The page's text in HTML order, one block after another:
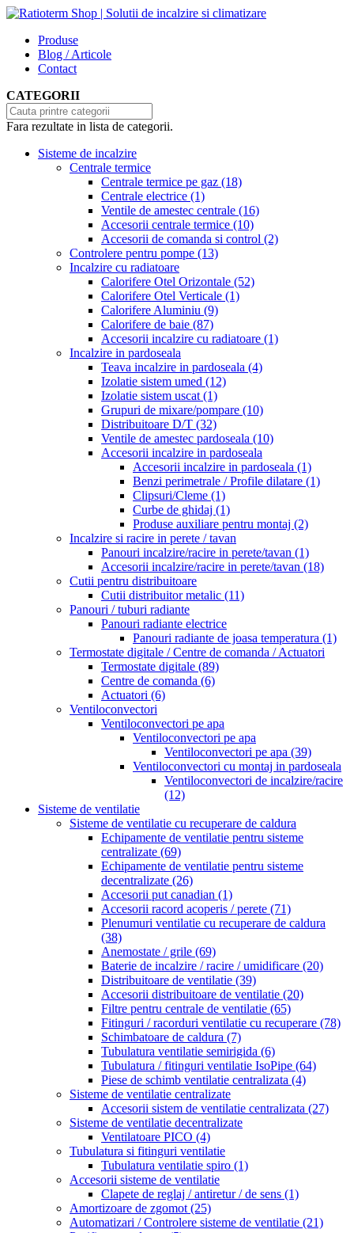
Produse
Blog / Articole
Contact
CATEGORII
Fara rezultate in lista de categorii.
Sisteme de incalzire
Centrale termice
Centrale termice pe gaz (18)
Centrale electrice (1)
Ventile de amestec centrale (16)
Accesorii centrale termice (10)
Accesorii de comanda si control (2)
Controlere pentru pompe (13)
Incalzire cu radiatoare
Calorifere Otel Orizontale (52)
Calorifere Otel Verticale (1)
Calorifere Aluminiu (9)
Calorifere de baie (87)
Accesorii incalzire cu radiatoare (1)
Incalzire in pardoseala
Teava incalzire in pardoseala (4)
Izolatie sistem umed (12)
Izolatie sistem uscat (1)
Grupuri de mixare/pompare (10)
Distribuitoare D/T (32)
Ventile de amestec pardoseala (10)
Accesorii incalzire in pardoseala
Accesorii incalzire in pardoseala (1)
Benzi perimetrale / Profile dilatare (1)
Clipsuri/Cleme (1)
Curbe de ghidaj (1)
Produse auxiliare pentru montaj (2)
Incalzire si racire in perete / tavan
Panouri incalzire/racire in perete/tavan (1)
Accesorii incalzire/racire in perete/tavan (18)
Cutii pentru distribuitoare
Cutii distribuitor metalic (11)
Panouri / tuburi radiante
Panouri radiante electrice
Panouri radiante de joasa temperatura (1)
Termostate digitale / Centre de comanda / Actuatori
Termostate digitale (89)
Centre de comanda (6)
Actuatori (6)
Ventiloconvectori
Ventiloconvectori pe apa
Ventiloconvectori pe apa
Ventiloconvectori pe apa (39)
Ventiloconvectori cu montaj in pardoseala
Ventiloconvectori de incalzire/racire
(12)
Sisteme de ventilatie
Sisteme de ventilatie cu recuperare de caldura
Echipamente de ventilatie pentru sisteme
centralizate (69)
Echipamente de ventilatie pentru sisteme
decentralizate (26)
Accesorii put canadian (1)
Accesorii racord acoperis / perete (71)
Plenumuri ventilatie cu recuperare de caldura
(38)
Anemostate / grile (69)
Baterie de incalzire / racire / umidificare (20)
Distribuitoare de ventilatie (39)
Accesorii distribuitoare de ventilatie (20)
Filtre pentru centrale de ventilatie (65)
Fitinguri / racorduri ventilatie cu recuperare (78)
Schimbatoare de caldura (7)
Tubulatura ventilatie semirigida (6)
Tubulatura / fitinguri ventilatie IsoPipe (64)
Piese de schimb ventilatie centralizata (4)
Sisteme de ventilatie centralizate
Accesorii sistem de ventilatie centralizata (27)
Sisteme de ventilatie decentralizate
Ventilatoare PICO (4)
Tubulatura si fitinguri ventilatie
Tubulatura ventilatie spiro (1)
Accesorii sisteme de ventilatie
Clapete de reglaj / antiretur / de sens (1)
Amortizoare de zgomot (25)
Automatizari / Controlere sisteme de ventilatie (21)